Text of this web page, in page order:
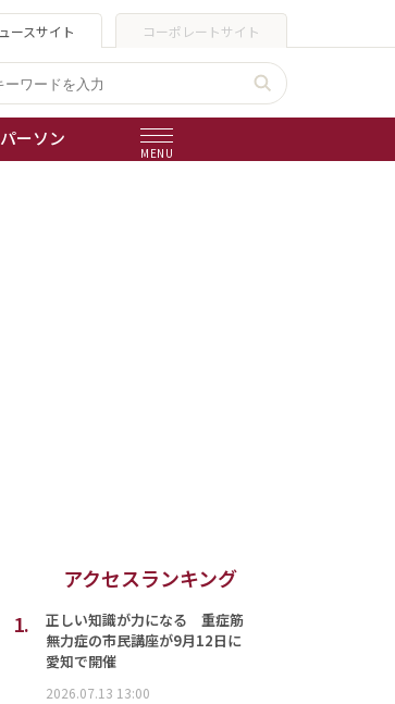
ースサイト コーポレートサイト
ーソン
MENU
アクセスランキング
1.
正しい知識が力になる 重症筋
無力症の市民講座が9月12日に
愛知で開催
2026.07.13 13:00